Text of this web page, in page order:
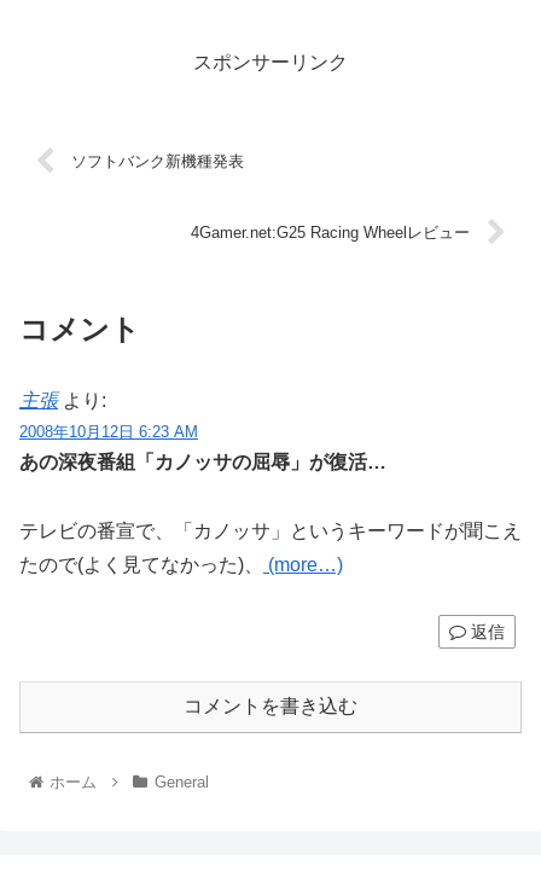
スポンサーリンク
ソフトバンク新機種発表
4Gamer.net:G25 Racing Wheelレビュー
コメント
主張 より:
2008年10月12日 6:23 AM
あの深夜番組「カノッサの屈辱」が復活…
テレビの番宣で、「カノッサ」というキーワードが聞こえ
たので(よく見てなかった)、
(more…)
返信
コメントを書き込む
ホーム General